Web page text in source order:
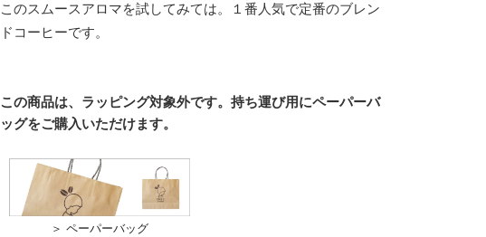
このスムースアロマを試してみては。１番人気で定番のブレン
ドコーヒーです。
この商品は、ラッピング対象外です。持ち運び用にペーパーバ
ッグをご購入いただけます。
＞ ペーパーバッグ